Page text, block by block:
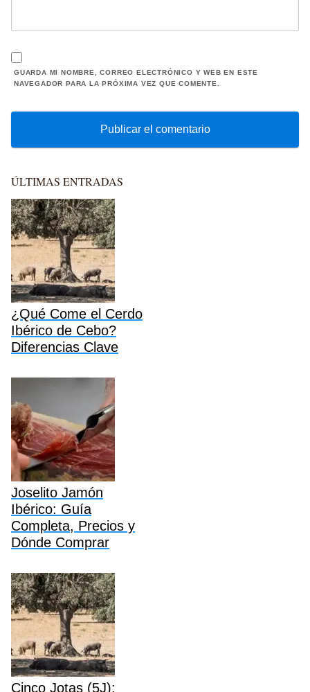
GUARDA MI NOMBRE, CORREO ELECTRÓNICO Y WEB EN ESTE
NAVEGADOR PARA LA PRÓXIMA VEZ QUE COMENTE.
ÚLTIMAS ENTRADAS
¿Qué Come el Cerdo
Ibérico de Cebo?
Diferencias Clave
Joselito Jamón
Ibérico: Guía
Completa, Precios y
Dónde Comprar
Cinco Jotas (5J):